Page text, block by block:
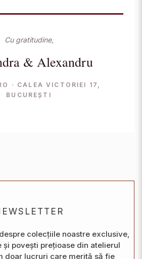
Cu gratitudine,
& Alexandru
· CALEA VICTORIEI 17,
BUCUREȘTI
colecțiile noastre exclusive,
și povești prețioase din atelierul
doar lucruri care merită să fie